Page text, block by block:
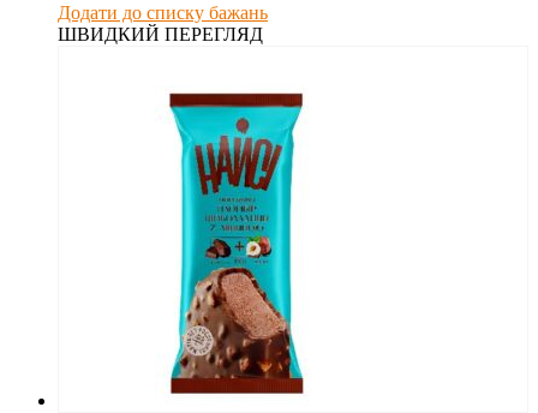
Додати до списку бажань
ШВИДКИЙ ПЕРЕГЛЯД